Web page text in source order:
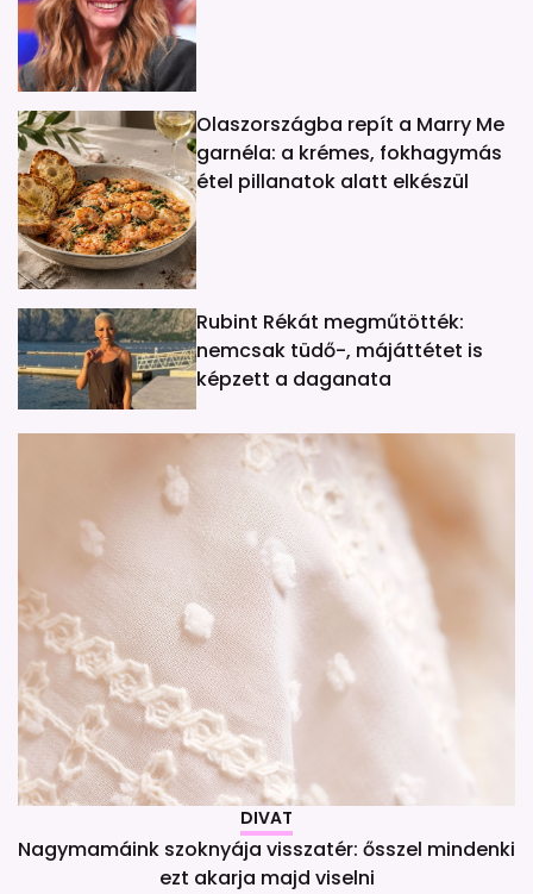
Olaszországba repít a Marry Me
garnéla: a krémes, fokhagymás
étel pillanatok alatt elkészül
Rubint Rékát megműtötték:
nemcsak tüdő-, májáttétet is
képzett a daganata
DIVAT
Nagymamáink szoknyája visszatér: ősszel mindenki
ezt akarja majd viselni